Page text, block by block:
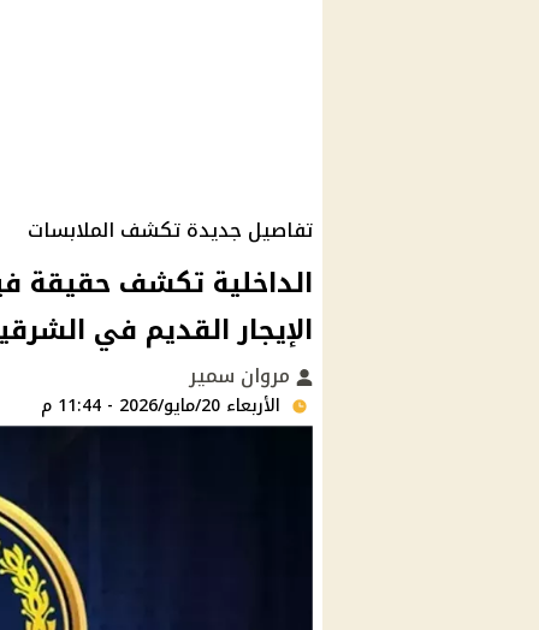
تفاصيل جديدة تكشف الملابسات
الداخلية تكشف حقيقة
الإيجار القديم في
مروان سمير
الأربعاء 20/مايو/2026 - 11:44 م